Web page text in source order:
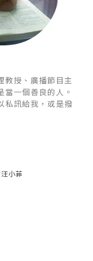
教授、廣播節目主
一個善良的人。
私訊給我，或是撥
小菲